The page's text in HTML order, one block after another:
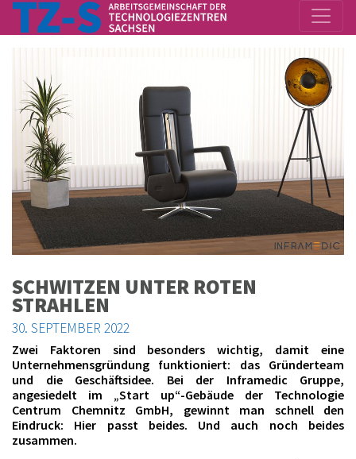
SCHWITZEN UNTER ROTEN
STRAHLEN
30. SEPTEMBER 2022
Zwei Faktoren sind besonders wichtig, damit eine
Unternehmensgründung funktioniert: das Gründerteam
und die Geschäftsidee. Bei der Inframedic Gruppe,
angesiedelt im „Start up“-Gebäude der Technologie
Centrum Chemnitz GmbH, gewinnt man schnell den
Eindruck: Hier passt beides. Und auch noch beides
zusammen.